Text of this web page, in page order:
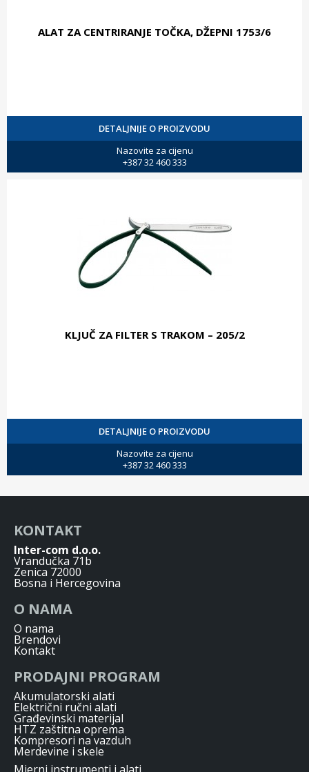
ALAT ZA CENTRIRANJE TOČKA, DŽEPNI 1753/6
DETALJNIJE O PROIZVODU
Nazovite za cijenu
+387 32 460 333
KLJUČ ZA FILTER S TRAKOM – 205/2
DETALJNIJE O PROIZVODU
Nazovite za cijenu
+387 32 460 333
KONTAKT
Inter-com d.o.o.
Vrandučka 71b
Zenica 72000
Bosna i Hercegovina
O NAMA
O nama
Brendovi
Kontakt
PRODAJNI PROGRAM
Akumulatorski alati
Električni ručni alati
Građevinski materijal
HTZ zaštitna oprema
Kompresori na vazduh
Merdevine i skele